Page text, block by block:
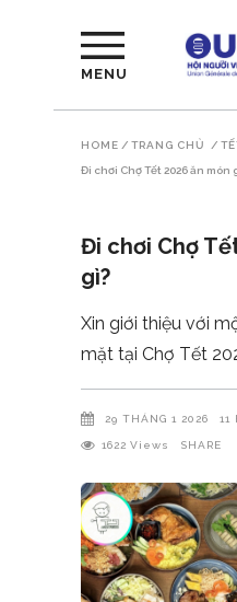
MENU
HOME / TRANG CHỦ /
Đi chơi Chợ Tết 2026 ăn món
Đi chơi Chợ
gì?
Xin giới thiệu với
mặt tại Chợ Tết
29 THÁNG 1 2026 11
1622 Views SHARE